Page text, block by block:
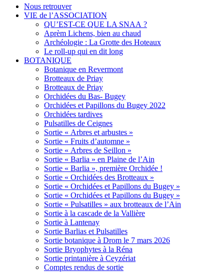
Nous retrouver
VIE de l’ASSOCIATION
QU’EST-CE QUE LA SNAA ?
Aprèm Lichens, bien au chaud
Archéologie : La Grotte des Hoteaux
Le roll-up qui en dit long
BOTANIQUE
Botanique en Revermont
Brotteaux de Priay
Brotteaux de Priay
Orchidées du Bas- Bugey
Orchidées et Papillons du Bugey 2022
Orchidées tardives
Pulsatilles de Ceignes
Sortie « Arbres et arbustes »
Sortie « Fruits d’automne »
Sortie « Arbres de Seillon »
Sortie « Barlia » en Plaine de l’Ain
Sortie « Barlia », première Orchidée !
Sortie « Orchidées des Brotteaux »
Sortie « Orchidées et Papillons du Bugey »
Sortie « Orchidées et Papillons du Bugey »
Sortie « Pulsatilles » aux brotteaux de l’Ain
Sortie à la cascade de la Vallière
Sortie à Lantenay
Sortie Barlias et Pulsatilles
Sortie botanique à Drom le 7 mars 2026
Sortie Bryophytes à la Réna
Sortie printanière à Ceyzériat
Comptes rendus de sortie